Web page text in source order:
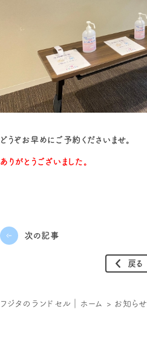
どうぞお早めにご予約くださいませ。
ありがとうございました。
次の記事
戻る
フジタのランドセル｜ホーム > お知らせ